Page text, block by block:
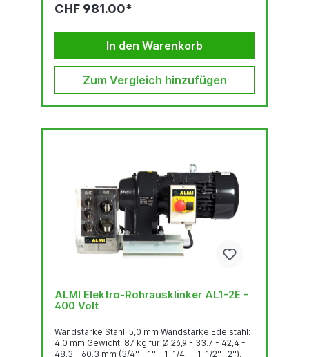
CHF 981.00*
In den Warenkorb
Zum Vergleich hinzufügen
ALMI Elektro-Rohrausklinker AL1-2E -
400 Volt
Wandstärke Stahl: 5,0 mm Wandstärke Edelstahl:
4,0 mm Gewicht: 87 kg für Ø 26,9 - 33.7 - 42,4 -
48.3 - 60.3 mm (3/4'' - 1'' - 1-1/4'' - 1-1/2'' -2'')